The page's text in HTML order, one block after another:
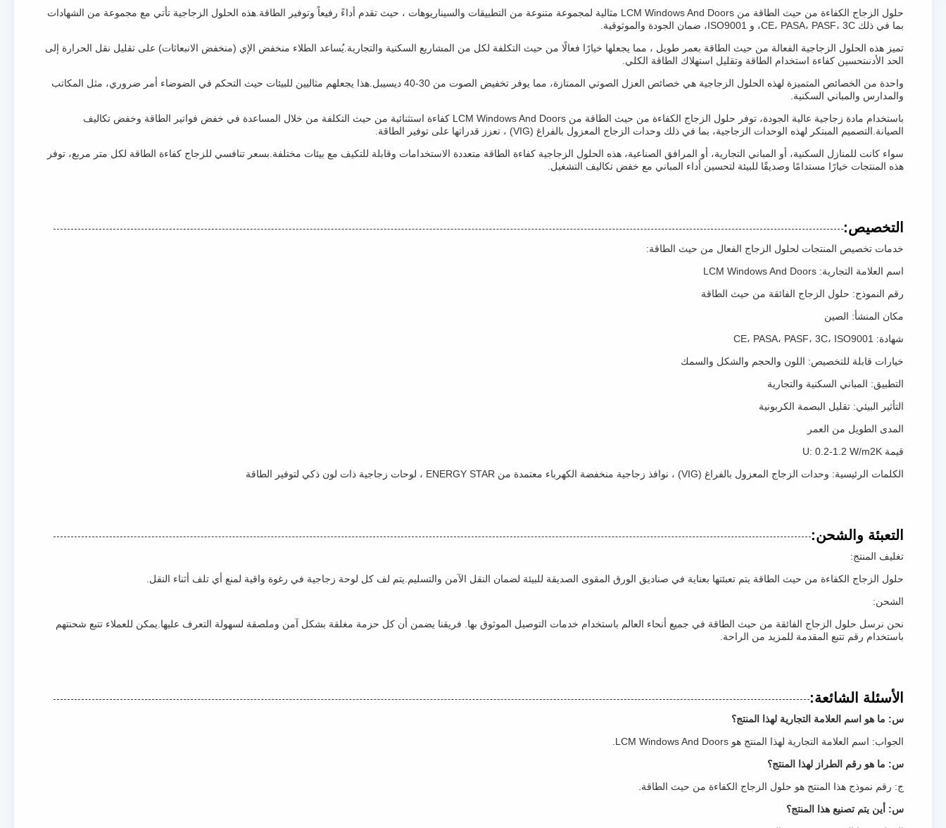
حلول الزجاج الكفاءة من حيث الطاقة من LCM Windows And Doors مثالية لمجموعة متنوعة من التطبيقات والسيناريوهات ، حيث تقدم أداءً رفيعاً وتوفير الطاقة.هذه الحلول الزجاجية تأتي مع مجموعة من الشهادات
بما في ذلك CE، PASA، PASF، 3C، و ISO9001، ضمان الجودة والموثوقية.
تميز هذه الحلول الزجاجية الفعالة من حيث الطاقة بعمر طويل ، مما يجعلها خيارًا فعالًا من حيث التكلفة لكل من المشاريع السكنية والتجارية.يُساعد الطلاء منخفض الإي (منخفض الانبعاثات) على تقليل نقل الحرارة إلى
الحد الأدنىتحسين كفاءة استخدام الطاقة وتقليل استهلاك الطاقة الكلي.
واحدة من الخصائص المتميزة لهذه الحلول الزجاجية هي خصائص العزل الصوتي الممتازة، مما يوفر تخفيض الصوت من 30-40 ديسيبل.هذا يجعلهم مثاليين للبيئات حيث التحكم في الضوضاء أمر ضروري، مثل المكاتب
والمدارس والمباني السكنية.
باستخدام مادة زجاجية عالية الجودة، توفر حلول الزجاج الكفاءة من حيث الطاقة من LCM Windows And Doors كفاءة استثنائية من حيث التكلفة من خلال المساعدة في خفض فواتير الطاقة وخفض تكاليف
الصيانة.التصميم المبتكر لهذه الوحدات الزجاجية، بما في ذلك وحدات الزجاج المعزول بالفراغ (VIG) ، تعزز قدراتها على توفير الطاقة.
سواء كانت للمنازل السكنية، أو المباني التجارية، أو المرافق الصناعية، هذه الحلول الزجاجية كفاءة الطاقة متعددة الاستخدامات وقابلة للتكيف مع بيئات مختلفة.بسعر تنافسي للزجاج كفاءة الطاقة لكل متر مربع، توفر
هذه المنتجات خيارًا مستدامًا وصديقًا للبيئة لتحسين أداء المباني مع خفض تكاليف التشغيل.
التخصيص:
خدمات تخصيص المنتجات لحلول الزجاج الفعال من حيث الطاقة:
اسم العلامة التجارية: LCM Windows And Doors
رقم النموذج: حلول الزجاج الفائقة من حيث الطاقة
مكان المنشأ: الصين
شهادة: CE، PASA، PASF، 3C، ISO9001
خيارات قابلة للتخصيص: اللون والحجم والشكل والسمك
التطبيق: المباني السكنية والتجارية
التأثير البيئي: تقليل البصمة الكربونية
المدى الطويل من العمر
قيمة U: 0.2-1.2 W/m2K
الكلمات الرئيسية: وحدات الزجاج المعزول بالفراغ (VIG) ، نوافذ زجاجية منخفضة الكهرباء معتمدة من ENERGY STAR ، لوحات زجاجية ذات لون ذكي لتوفير الطاقة
التعبئة والشحن:
تغليف المنتج:
حلول الزجاج الكفاءة من حيث الطاقة يتم تعبئتها بعناية في صناديق الورق المقوى الصديقة للبيئة لضمان النقل الآمن والتسليم.يتم لف كل لوحة زجاجية في رغوة واقية لمنع أي تلف أثناء النقل.
الشحن:
نحن نرسل حلول الزجاج الفائقة من حيث الطاقة في جميع أنحاء العالم باستخدام خدمات التوصيل الموثوق بها. فريقنا يضمن أن كل حزمة مغلقة بشكل آمن وملصقة لسهولة التعرف عليها.يمكن للعملاء تتبع شحنتهم
باستخدام رقم تتبع المقدمة للمزيد من الراحة.
الأسئلة الشائعة:
س: ما هو اسم العلامة التجارية لهذا المنتج؟
الجواب: اسم العلامة التجارية لهذا المنتج هو LCM Windows And Doors.
س: ما هو رقم الطراز لهذا المنتج؟
ج: رقم نموذج هذا المنتج هو حلول الزجاج الكفاءة من حيث الطاقة.
س: أين يتم تصنيع هذا المنتج؟